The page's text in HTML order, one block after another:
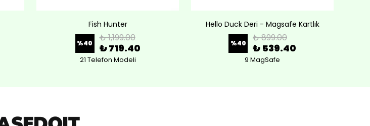
Fish Hunter
%40 ₺ 1,199.00
₺ 719.40
21 Telefon Modeli
Hello Duck Deri - Magsafe Kartlık
%40 ₺ 899.00
₺ 539.40
9 MagSafe